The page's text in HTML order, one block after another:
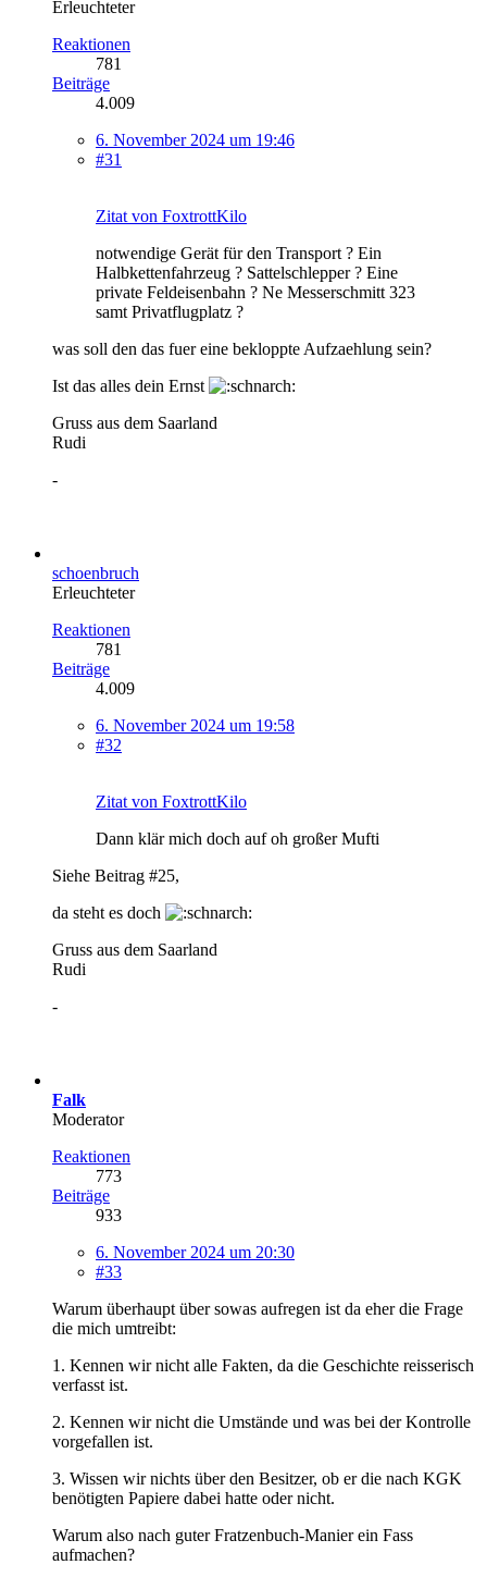
Erleuchteter
Reaktionen
781
Beiträge
4.009
6. November 2024 um 19:46
#31
Zitat von FoxtrottKilo
notwendige Gerät für den Transport ? Ein
Halbkettenfahrzeug ? Sattelschlepper ? Eine
private Feldeisenbahn ? Ne Messerschmitt 323
samt Privatflugplatz ?
was soll den das fuer eine bekloppte Aufzaehlung sein?
Ist das alles dein Ernst
Gruss aus dem Saarland
Rudi
-
schoenbruch
Erleuchteter
Reaktionen
781
Beiträge
4.009
6. November 2024 um 19:58
#32
Zitat von FoxtrottKilo
Dann klär mich doch auf oh großer Mufti
Siehe Beitrag #25,
da steht es doch
Gruss aus dem Saarland
Rudi
-
Falk
Moderator
Reaktionen
773
Beiträge
933
6. November 2024 um 20:30
#33
Warum überhaupt über sowas aufregen ist da eher die Frage
die mich umtreibt:
1. Kennen wir nicht alle Fakten, da die Geschichte reisserisch
verfasst ist.
2. Kennen wir nicht die Umstände und was bei der Kontrolle
vorgefallen ist.
3. Wissen wir nichts über den Besitzer, ob er die nach KGK
benötigten Papiere dabei hatte oder nicht.
Warum also nach guter Fratzenbuch-Manier ein Fass
aufmachen?